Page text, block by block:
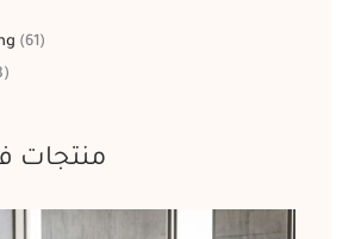
61
منتجات